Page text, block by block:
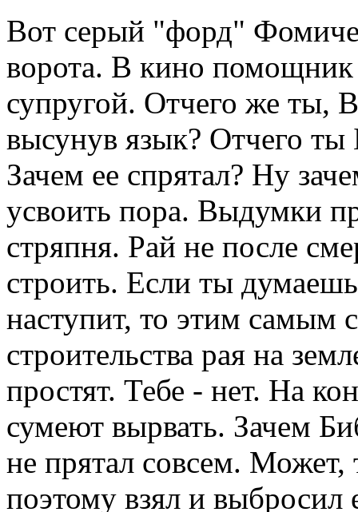
Вот серый "форд"
ворота. В кино помощник
супругой. Отчего же ты,
высунув язык? Отчего
Зачем ее спрятал? Ну
усвоить пора. Выдумки
стряпня. Рай не после
строить. Если ты
наступит, то этим самым
строительства рая на
простят. Тебе - нет. На
сумеют вырвать. Зачем
не прятал совсем. Может,
поэтому взял и